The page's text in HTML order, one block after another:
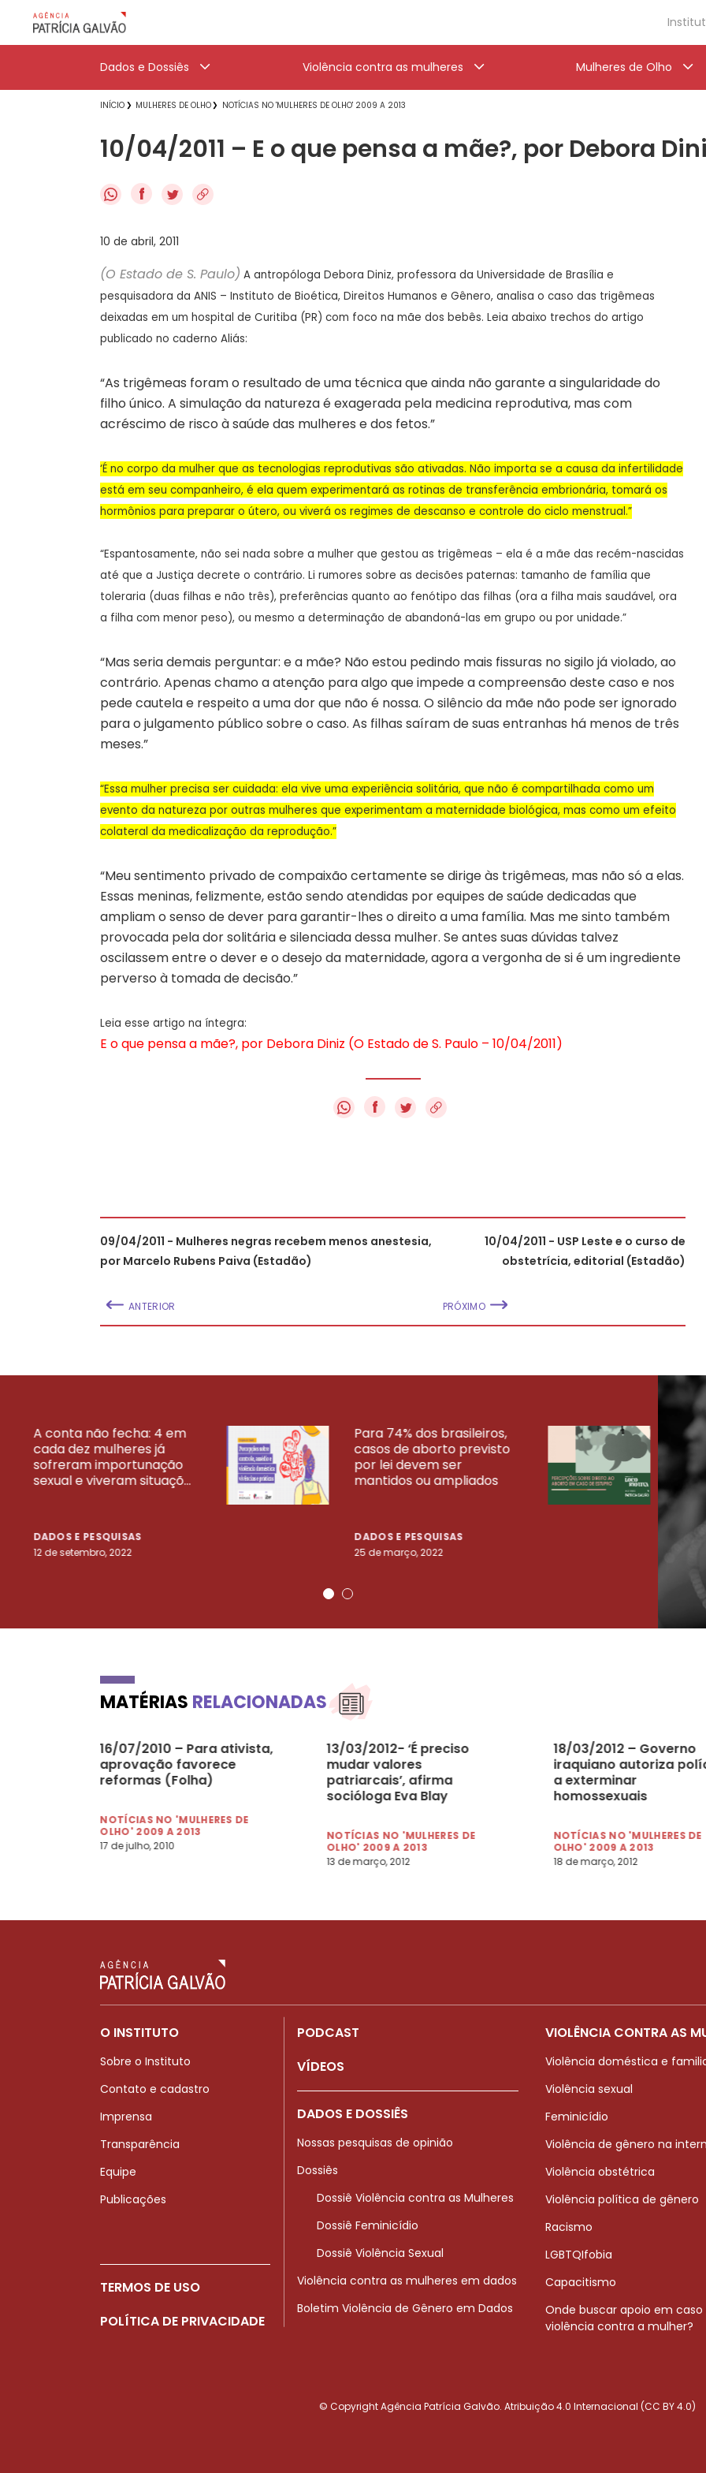
Dados e Dossiês Violência contra as mulheres Mulheres de Olho
INÍCIO MULHERES DE OLHO NOTÍCIAS NO 'MULHERES DE OLHO' 2009 A 2013
10/04/2011 – E o que pensa a mãe?, por Debora
f
10 de abril, 2011
(O Estado de S. Paulo) A antropóloga Debora Diniz, professora da Universidade de Brasília e
pesquisadora da ANIS – Instituto de Bioética, Direitos Humanos e Gênero, analisa o caso das trigêmeas
deixadas em um hospital de Curitiba (PR) com foco na mãe dos bebês. Leia abaixo trechos do artigo
publicado no caderno Aliás:
“As trigêmeas foram o resultado de uma técnica que ainda não garante a singularidade do
filho único. A simulação da natureza é exagerada pela medicina reprodutiva, mas com
acréscimo de risco à saúde das mulheres e dos fetos.”
‘É no corpo da mulher que as tecnologias reprodutivas são ativadas. Não importa se a causa da infertilidade
está em seu companheiro, é ela quem experimentará as rotinas de transferência embrionária, tomará os
hormônios para preparar o útero, ou viverá os regimes de descanso e controle do ciclo menstrual.”
“Espantosamente, não sei nada sobre a mulher que gestou as trigêmeas – ela é a mãe das recém-nascidas
até que a Justiça decrete o contrário. Li rumores sobre as decisões paternas: tamanho de família que
toleraria (duas filhas e não três), preferências quanto ao fenótipo das filhas (ora a filha mais saudável, ora
a filha com menor peso), ou mesmo a determinação de abandoná-las em grupo ou por unidade.”
“Mas seria demais perguntar: e a mãe? Não estou pedindo mais fissuras no sigilo já violado, ao
contrário. Apenas chamo a atenção para algo que impede a compreensão deste caso e nos
pede cautela e respeito a uma dor que não é nossa. O silêncio da mãe não pode ser ignorado
para o julgamento público sobre o caso. As filhas saíram de suas entranhas há menos de três
meses.”
“Essa mulher precisa ser cuidada: ela vive uma experiência solitária, que não é compartilhada como um
evento da natureza por outras mulheres que experimentam a maternidade biológica, mas como um efeito
colateral da medicalização da reprodução.”
“Meu sentimento privado de compaixão certamente se dirige às trigêmeas, mas não só a elas.
Essas meninas, felizmente, estão sendo atendidas por equipes de saúde dedicadas que
ampliam o senso de dever para garantir-lhes o direito a uma família. Mas me sinto também
provocada pela dor solitária e silenciada dessa mulher. Se antes suas dúvidas talvez
oscilassem entre o dever e o desejo da maternidade, agora a vergonha de si é um ingrediente
perverso à tomada de decisão.”
Leia esse artigo na íntegra:
E o que pensa a mãe?, por Debora Diniz (O Estado de S. Paulo – 10/04/2011)
f
09/04/2011 - Mulheres negras recebem menos anestesia,
por Marcelo Rubens Paiva (Estadão)
ANTERIOR
10/04/2011 - USP Leste e o curso de
obstetrícia, editorial (Estadão)
PRÓXIMO
A conta não fecha: 4 em
cada dez mulheres já
sofreram importunação
sexual e viveram situaçõ...
DADOS E PESQUISAS
12 de setembro, 2022
Para 74% dos brasileiros,
casos de aborto previsto
por lei devem ser
mantidos ou ampliados
DADOS E PESQUISAS
25 de março, 2022
23
VEJA MAIS PESQUISAS
MATÉRIAS RELACIONADAS
16/07/2010 – Para ativista,
aprovação favorece
reformas (Folha)
NOTÍCIAS NO 'MULHERES DE
OLHO' 2009 A 2013
17 de julho, 2010
13/03/2012- ‘É preciso
mudar valores
patriarcais’, afirma
socióloga Eva Blay
NOTÍCIAS NO 'MULHERES DE
OLHO' 2009 A 2013
13 de março, 2012
18/03/2012 – Governo
iraquiano autoriza
a exterminar
homossexuais
NOTÍCIAS NO 'MULHERES DE
OLHO' 2009 A 2013
18 de março, 2012
O INSTITUTO
Sobre o Instituto
Contato e cadastro
Imprensa
Transparência
Equipe
Publicações
TERMOS DE USO
POLÍTICA DE PRIVACIDADE
PODCAST
VÍDEOS
DADOS E DOSSIÊS
Nossas pesquisas de opinião
Dossiês
Dossiê Violência contra as Mulheres
Dossiê Feminicídio
Dossiê Violência Sexual
Violência contra as mulheres em dados
Boletim Violência de Gênero em Dados
VIOLÊNCIA CONTRA AS
Violência doméstica e
Violência sexual
Feminicídio
Violência de gênero na
Violência obstétrica
Violência política de gênero
Racismo
LGBTQIfobia
Capacitismo
Onde buscar apoio em caso
violência contra a mulher?
© Copyright Agência Patrícia Galvão. Atribuição 4.0 Internacional (CC BY 4.0)